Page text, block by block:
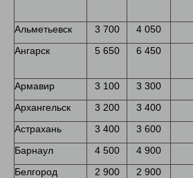
Альметьевск 3 700 4 050
Ангарск
5 650 6 450
Армавир 3 100 3 300
Архангельск
3 200 3 400
Астрахань
3 400 3 600
Барнаул
4 500 4 900
Белгород
2 900 2 900